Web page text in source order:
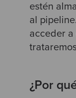
estén
al
acceder a
¿Por